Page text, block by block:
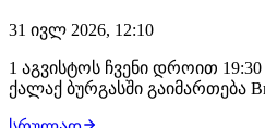
31 ივლ 2026, 12:10
1 აგვისტოს ჩვენი დროით
ქალაქ ბურგასში გაიმართება